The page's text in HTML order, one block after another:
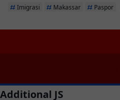
Imigrasi Makassar Paspor
Additional JS